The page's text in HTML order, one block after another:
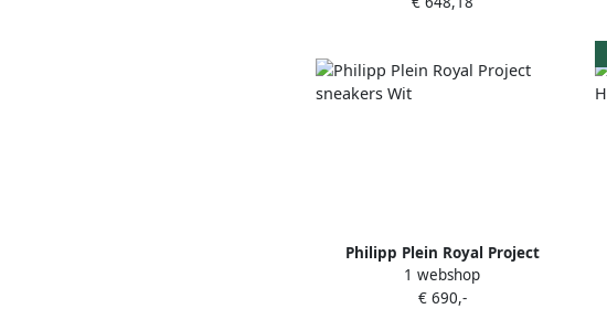
Philipp Plein Royal Project
sneakers Wit
1 webshop
€ 690,-